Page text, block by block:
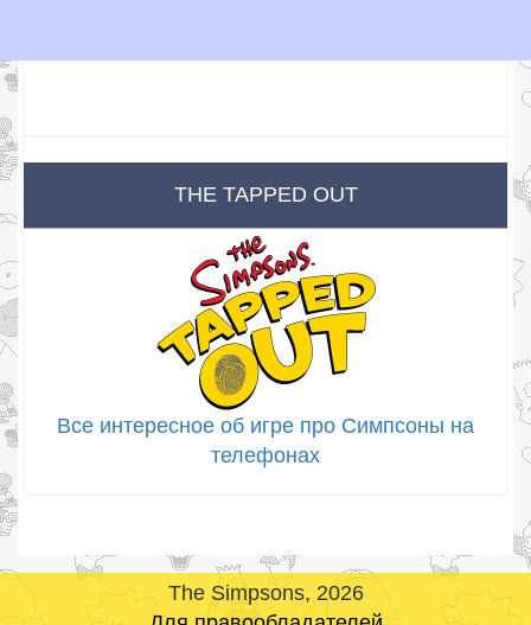
THE TAPPED OUT
Все интересное об игре про Симпсоны на
телефонах
The Simpsons, 2026